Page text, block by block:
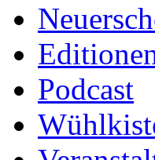
Podcast